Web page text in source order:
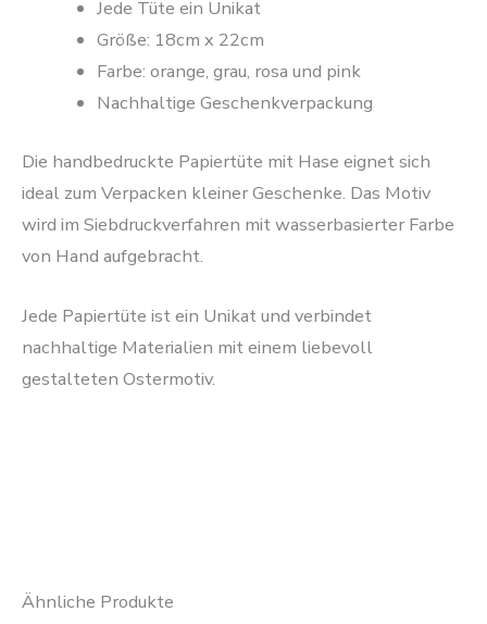
Jede Tüte ein Unikat
Größe: 18cm x 22cm
Farbe: orange, grau, rosa und pink
Nachhaltige Geschenkverpackung
Die handbedruckte Papiertüte mit Hase eignet sich
ideal zum Verpacken kleiner Geschenke. Das Motiv
wird im Siebdruckverfahren mit wasserbasierter Farbe
von Hand aufgebracht.
Jede Papiertüte ist ein Unikat und verbindet
nachhaltige Materialien mit einem liebevoll
gestalteten Ostermotiv.
Ähnliche Produkte